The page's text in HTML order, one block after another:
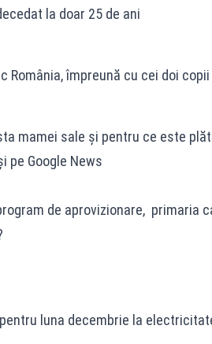
la doar 25 de ani
România, împreună cu cei doi
mamei sale și pentru ce este
pe Google News
de aprovizionare,
luna decembrie la